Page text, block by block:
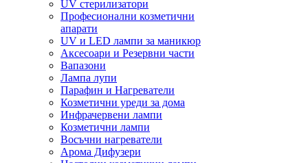
UV стерилизатори
Професионални козметични
апарати
UV и LED лампи за маникюр
Аксесоари и Резервни части
Вапазони
Лампа лупи
Парафин и Нагреватели
Козметични уреди за дома
Инфрачервени лампи
Козметични лампи
Восъчни нагреватели
Арома Дифузери